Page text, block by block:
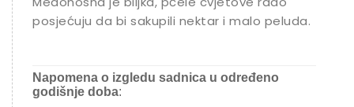
posjećuju da bi sakupili nektar i malo peluda.
Napomena o izgledu sadnica u određeno
godišnje doba: